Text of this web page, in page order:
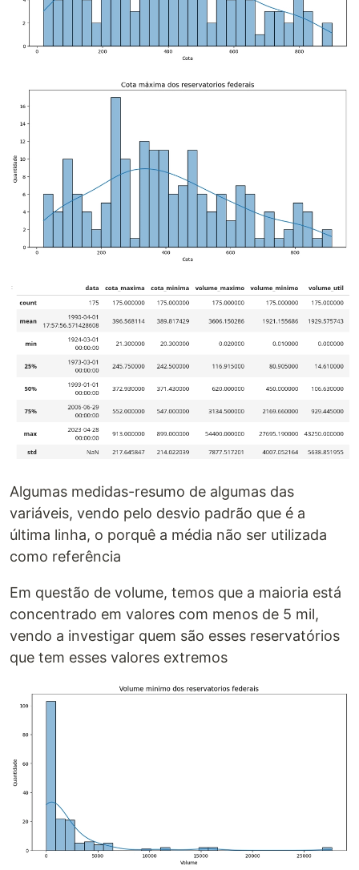
Algumas medidas-resumo de algumas das
variáveis, vendo pelo desvio padrão que é a
última linha, o porquê a média não ser utilizada
como referência
Em questão de volume, temos que a maioria está
concentrado em valores com menos de 5 mil,
vendo a investigar quem são esses reservatórios
que tem esses valores extremos